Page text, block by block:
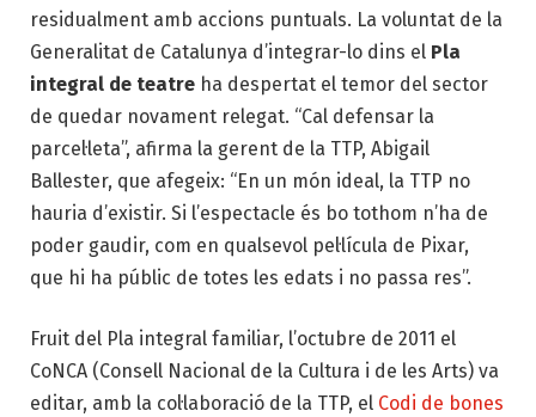
residualment amb accions puntuals. La voluntat de la
Generalitat de Catalunya d’integrar-lo dins el Pla
integral de teatre ha despertat el temor del sector
de quedar novament relegat. “Cal defensar la
parcel·leta”, afirma la gerent de la TTP, Abigail
Ballester, que afegeix: “En un món ideal, la TTP no
hauria d’existir. Si l’espectacle és bo tothom n’ha de
poder gaudir, com en qualsevol pel·lícula de Pixar,
que hi ha públic de totes les edats i no passa res”.
Fruit del Pla integral familiar, l’octubre de 2011 el
CoNCA (Consell Nacional de la Cultura i de les Arts) va
editar, amb la col·laboració de la TTP, el Codi de bones